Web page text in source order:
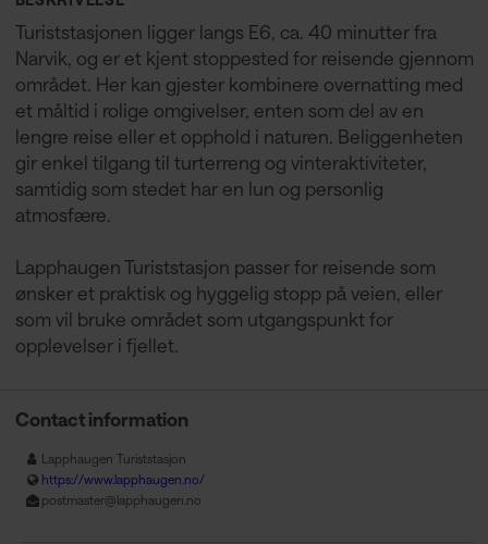
Turiststasjonen ligger langs E6, ca. 40 minutter fra
Narvik, og er et kjent stoppested for reisende gjennom
området. Her kan gjester kombinere overnatting med
et måltid i rolige omgivelser, enten som del av en
lengre reise eller et opphold i naturen. Beliggenheten
gir enkel tilgang til turterreng og vinteraktiviteter,
samtidig som stedet har en lun og personlig
atmosfære.
Lapphaugen Turiststasjon passer for reisende som
ønsker et praktisk og hyggelig stopp på veien, eller
som vil bruke området som utgangspunkt for
opplevelser i fjellet.
Contact information
Lapphaugen Turiststasjon
https://www.lapphaugen.no/
postmaster@lapphaugen.no